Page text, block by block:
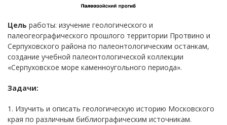
Цель работы: изучение геологического и
палеогеографического прошлого территории Протвино и
Серпуховского района по палеонтологическим останкам,
создание учебной палеонтологической коллекции
«Серпуховское море каменноугольного периода».
Задачи:
1. Изучить и описать геологическую историю Московского
края по различным библиографическим источникам.